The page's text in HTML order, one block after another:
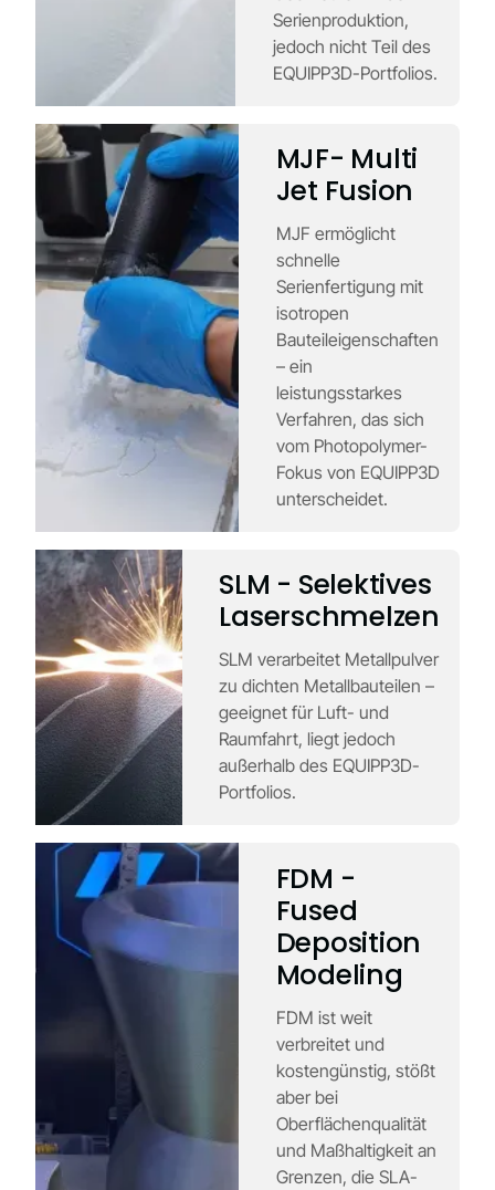
Serienproduktion,
jedoch nicht Teil des
EQUIPP3D-Portfolios.
MJF- Multi
Jet Fusion
MJF ermöglicht
schnelle
Serienfertigung mit
isotropen
Bauteileigenschaften
– ein
leistungsstarkes
Verfahren, das sich
vom Photopolymer-
Fokus von EQUIPP3D
unterscheidet.
SLM - Selektives
Laserschmelzen
SLM verarbeitet Metallpulver
zu dichten Metallbauteilen –
geeignet für Luft- und
Raumfahrt, liegt jedoch
außerhalb des EQUIPP3D-
Portfolios.
FDM -
Fused
Deposition
Modeling
FDM ist weit
verbreitet und
kostengünstig, stößt
aber bei
Oberflächenqualität
und Maßhaltigkeit an
Grenzen, die SLA-